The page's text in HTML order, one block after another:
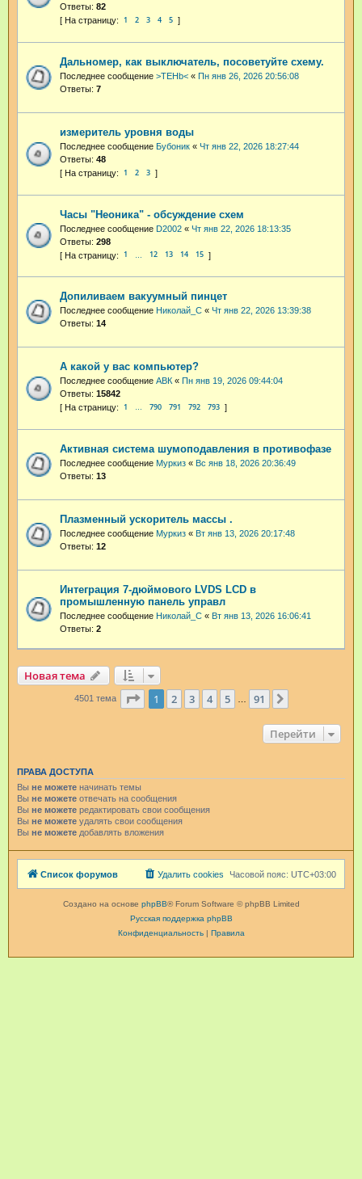
Ответы: 82
1 2 3 4 5
Дальномер, как выключатель, посоветуйте схему.
Последнее сообщение >TEHb< « Пн янв 26, 2026 20:56:08
Ответы: 7
измеритель уровня воды
Последнее сообщение Бубоник « Чт янв 22, 2026 18:27:44
Ответы: 48
1 2 3
Часы "Неоника" - обсуждение схем
Последнее сообщение D2002 « Чт янв 22, 2026 18:13:35
Ответы: 298
1 12 13 14 15
Допиливаем вакуумный пинцет
Последнее сообщение Николай_С « Чт янв 22, 2026 13:39:38
Ответы: 14
А какой у вас компьютер?
Последнее сообщение АВК « Пн янв 19, 2026 09:44:04
Ответы: 15842
1 … 790 791 792 793
Активная система шумоподавления в противофазе
Последнее сообщение Муркиз « Вс янв 18, 2026 20:36:49
Ответы: 13
Плазменный ускоритель массы .
Последнее сообщение Муркиз « Вт янв 13, 2026 20:17:48
Ответы: 12
Интеграция 7-дюймового LVDS LCD в
промышленную панель управл
Последнее сообщение Николай_С « Вт янв 13, 2026 16:06:41
Ответы: 2
Новая тема
4501 тема Страница из 91
1 2 3 4 5 91
Перейти
ПРАВА ДОСТУПА
Вы не можете начинать темы
Вы не можете отвечать на сообщения
Вы не можете редактировать свои сообщения
Вы не можете удалять свои сообщения
Вы не можете добавлять вложения
Список форумов Часовой пояс: UTC+03:00
Удалить cookies
Создано на основе phpBB® Forum Software © phpBB Limited
Русская поддержка phpBB
Конфиденциальность| Правила